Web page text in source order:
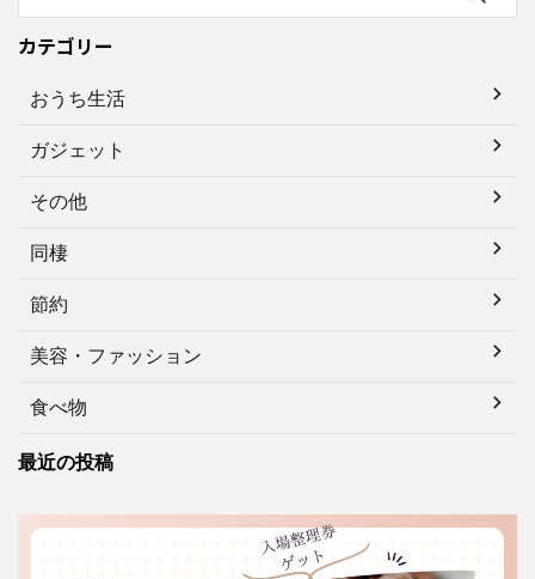
カテゴリー
おうち生活
ガジェット
その他
同棲
節約
美容・ファッション
食べ物
最近の投稿